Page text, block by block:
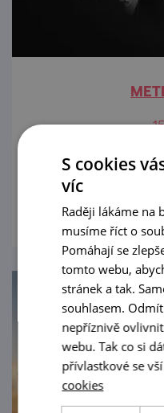
Jste srdečně
S cookies
víc
Raději lákáme na
musíme říct o
Pomáhají se
tomto webu,
stránek a tak.
souhlasem.
nepříznivě
webu. Tak co si
přívlastkové se
cookies